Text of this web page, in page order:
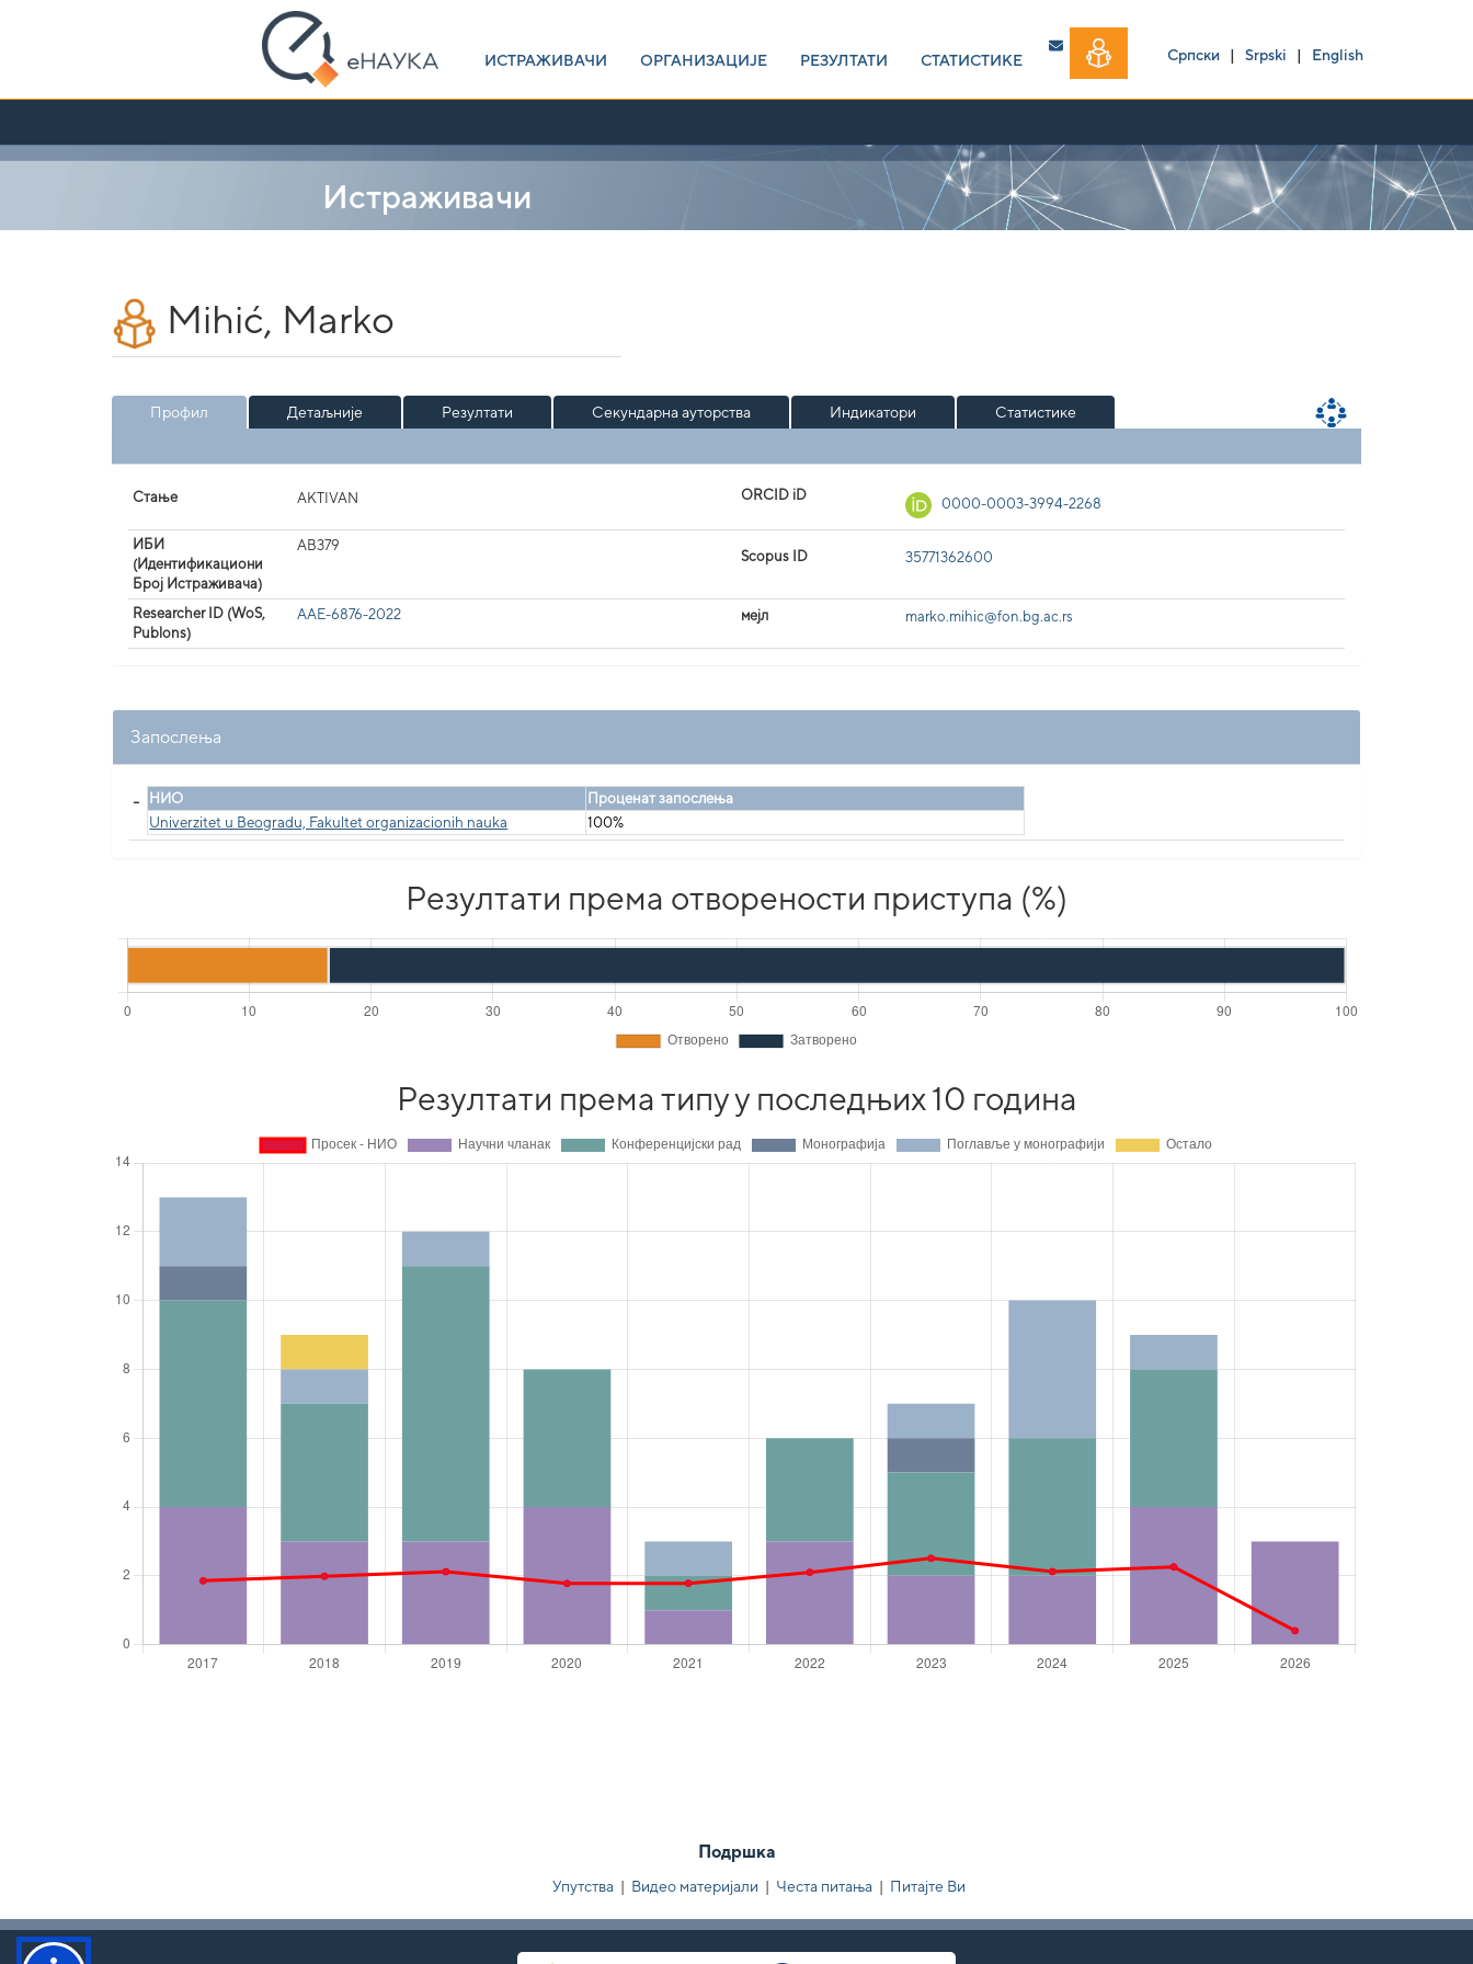
ИСТРАЖИВАЧИ
ОРГАНИЗАЦИЈЕ РЕЗУЛТАТИ СТАТИСТИКЕ Српски |Srpski | English
Истраживачи
Mihić, Marko
Профил Детаљније Резултати Секундарна ауторства Индикатори Статистике
Стање AKTIVAN ORCID iD
0000-0003-3994-2268
ИБИ
(Идентификациони
Број Истраживача)
AB379
Scopus ID 35771362600
Researcher ID (WoS,
Publons)
AAE-6876-2022 мејл marko.mihic@fon.bg.ac.rs
Запослења
НИО
Проценат запослења
Univerzitet u Beogradu, Fakultet organizacionih nauka
100%
Резултати према отворености приступа (%)
Резултати према типу у последњих 10 година
Подршка
Упутства | Видео материјали | Честа питања | Питајте Ви